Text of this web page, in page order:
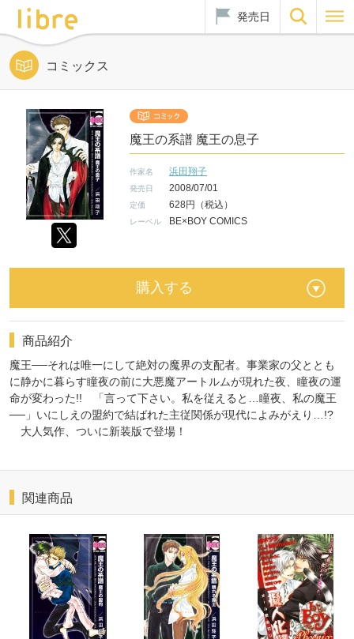
発売日
コミックス
魔王の系譜 魔王の息子
作家名 浜田翔子
発売日 2008/07/01
定価 628円（税込）
レーベル BE×BOY COMICS
購入する
商品紹介
魔王──それは唯一にして絶対の魔界の支配者。事業家の父ととも
に静かに暮らす瞳夜の前に大悪魔アートルムが現れた夜、瞳夜の運
命が変わった!! 「言って下さい。私を従えると…瞳夜、私の魔王
──」いにしえの盟約で結ばれた主従関係が現代によみがえり…!?
大人気作、ついに新装版で登場！
関連商品